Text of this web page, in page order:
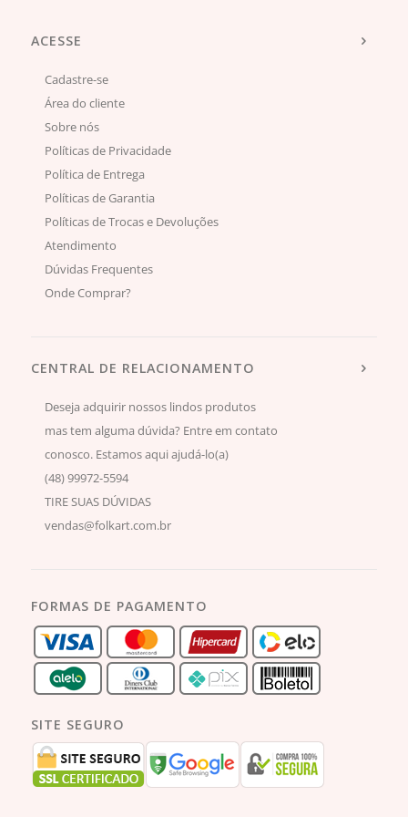
ACESSE
Cadastre-se
Área do cliente
Sobre nós
Políticas de Privacidade
Política de Entrega
Políticas de Garantia
Políticas de Trocas e Devoluções
Atendimento
Dúvidas Frequentes
Onde Comprar?
CENTRAL DE RELACIONAMENTO
Deseja adquirir nossos lindos produtos
mas tem alguma dúvida? Entre em contato
conosco. Estamos aqui ajudá-lo(a)
(48) 99972-5594
TIRE SUAS DÚVIDAS
vendas@folkart.com.br
FORMAS DE PAGAMENTO
SITE SEGURO